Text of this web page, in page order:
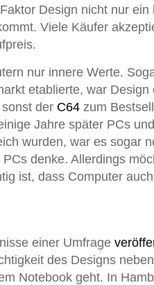
Design nicht nur
Viele Käufer
nur innere Werte.
etablierte, war Design
der C64 zum
Jahre später PCs
wurden, war es sogar
denke. Allerdings
ist, dass Computer
einer Umfrage
des Designs
Notebook geht. In